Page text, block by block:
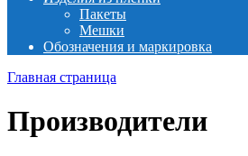
Пакеты
Мешки
Обозначения и маркировка
Главная страница
Производители